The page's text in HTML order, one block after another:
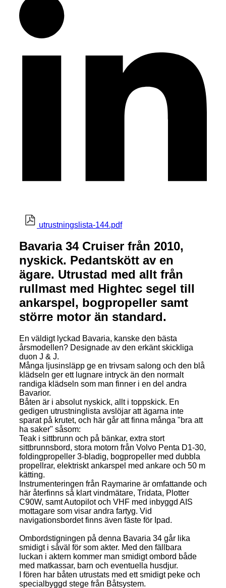
utrustningslista-144.pdf
Bavaria 34 Cruiser från 2010,
nyskick. Pedantskött av en
ägare. Utrustad med allt från
rullmast med Hightec segel till
ankarspel, bogpropeller samt
större motor än standard.
En väldigt lyckad Bavaria, kanske den bästa
årsmodellen? Designade av den erkänt skickliga
duon J & J.
Många ljusinsläpp ge en trivsam salong och den blå
klädseln ger ett lugnare intryck än den normalt
randiga klädseln som man finner i en del andra
Bavarior.
Båten är i absolut nyskick, allt i toppskick. En
gedigen utrustninglista avslöjar att ägarna inte
sparat på krutet, och här går att finna många "bra att
ha saker" såsom:
Teak i sittbrunn och på bänkar, extra stort
sittbrunnsbord, stora motorn från Volvo Penta D1-30,
foldingpropeller 3-bladig, bogpropeller med dubbla
propellrar, elektriskt ankarspel med ankare och 50 m
kätting.
Instrumenteringen från Raymarine är omfattande och
här återfinns så klart vindmätare, Tridata, Plotter
C90W, samt Autopilot och VHF med inbyggd AIS
mottagare som visar andra fartyg. Vid
navigationsbordet finns även fäste för Ipad.
Ombordstigningen på denna Bavaria 34 går lika
smidigt i såväl för som akter. Med den fällbara
luckan i aktern kommer man smidigt ombord både
med matkassar, barn och eventuella husdjur.
I fören har båten utrustats med ett smidigt peke och
specialbyggd stege från Båtsystem.